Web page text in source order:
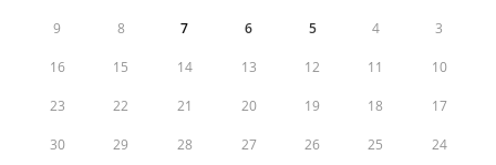
3
4
5
6
7
8
9
10
11
12
13
14
15
16
17
18
19
20
21
22
23
24
25
26
27
28
29
30